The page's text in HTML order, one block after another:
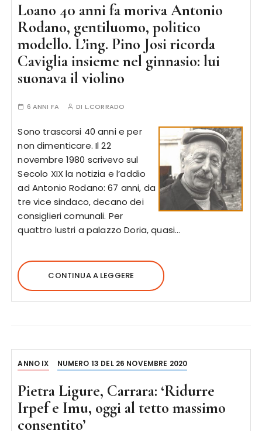
Loano 40 anni fa moriva Antonio
Rodano, gentiluomo, politico
modello. L’ing. Pino Josi ricorda
Caviglia insieme nel ginnasio: lui
suonava il violino
6 ANNI FA DI L.CORRADO
Sono trascorsi 40 anni e per
non dimenticare. Il 22
novembre 1980 scrivevo sul
Secolo XIX la notizia e l’addio
ad Antonio Rodano: 67 anni, da
tre vice sindaco, decano dei
consiglieri comunali. Per
quattro lustri a palazzo Doria, quasi…
CONTINUA A LEGGERE
ANNO IX NUMERO 13 DEL 26 NOVEMBRE 2020
Pietra Ligure, Carrara: ‘Ridurre
Irpef e Imu, oggi al tetto massimo
consentito’